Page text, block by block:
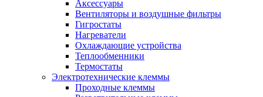
Аксессуары
Вентиляторы и воздушные фильтры
Гигростаты
Нагреватели
Охлаждающие устройства
Теплообменники
Термостаты
Электротехнические клеммы
Проходные клеммы